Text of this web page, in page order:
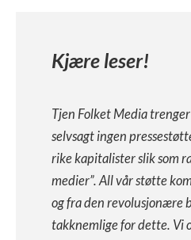
Kjære leser!
Tjen Folket Media
selvsagt ingen
rike kapitalister slik som
medier”. All vår støtte
og fra den revolusjonære
takknemlige for dette. Vi